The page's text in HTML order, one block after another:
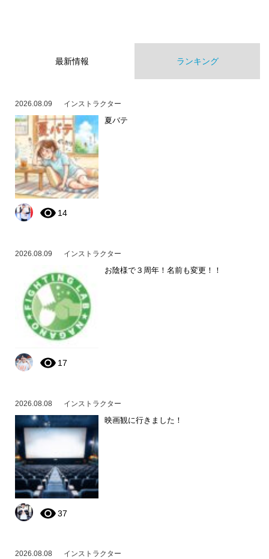
最新情報 ランキング
2026.08.09 インストラクター
夏バテ
14
2026.08.09 インストラクター
お陰様で３周年！名前も変更！！
17
2026.08.08 インストラクター
映画観に行きました！
37
2026.08.08 インストラクター